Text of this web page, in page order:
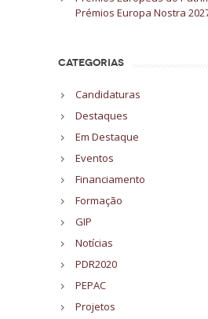
Prémios Europa Nostra
CATEGORIAS
Candidaturas
Destaques
Em Destaque
Eventos
Financiamento
Formação
GIP
Notícias
PDR2020
PEPAC
Projetos